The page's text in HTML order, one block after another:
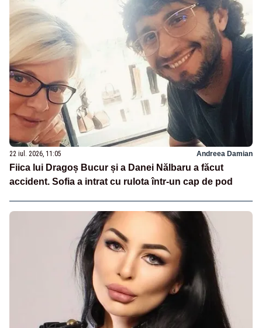
22 iul. 2026, 11:05 Andreea Damian
Fiica lui Dragoș Bucur și a Danei Nălbaru a făcut
accident. Sofia a intrat cu rulota într-un cap de pod